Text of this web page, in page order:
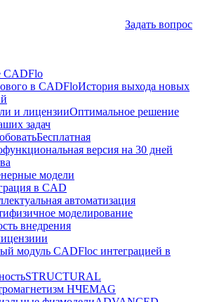
Задать вопрос
CADFlo
в CADFloИстория выхода новых
и лицензииОптимальное решение
задач
Бесплатная
версия на 30 дней
модели
в CAD
автоматизация
моделирование
внедрения
модуль CADFloс интеграцией в
STRUCTURAL
НЧEMAG